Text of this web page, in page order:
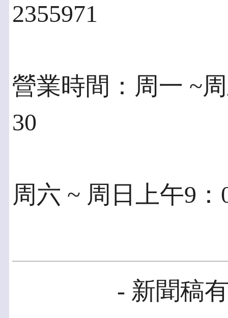
2355971
營業時間：周一 ~
30
周六 ~ 周日上午9：
- 新聞稿